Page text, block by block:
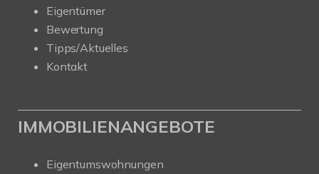
Eigentümer
Bewertung
Tipps/Aktuelles
Kontakt
IMMOBILIENANGEBOTE
Eigentumswohnungen